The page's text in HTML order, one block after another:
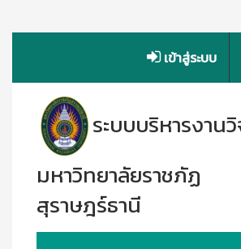
เข้าสู่ระบบ
ระบบบริหารงาน
มหาวิทยาลัยราชภัฏ
สุราษฎร์ธานี